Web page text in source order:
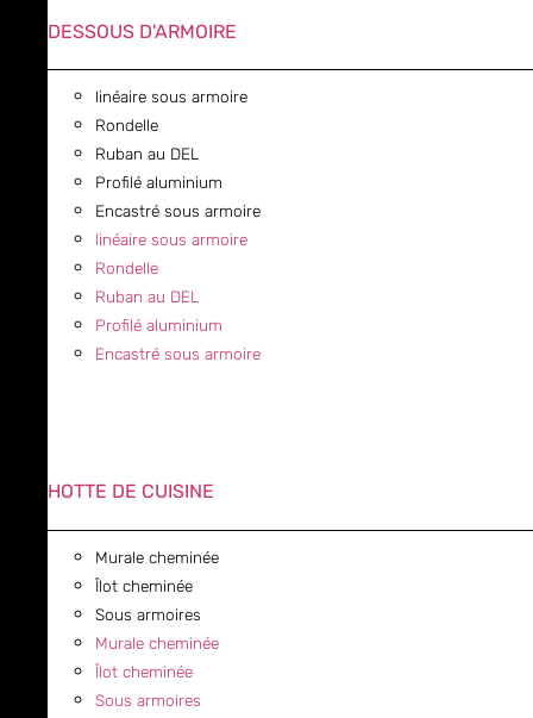
DESSOUS D'ARMOIRE
linéaire sous armoire
Rondelle
Ruban au DEL
Profilé aluminium
Encastré sous armoire
linéaire sous armoire
Rondelle
Ruban au DEL
Profilé aluminium
Encastré sous armoire
HOTTE DE CUISINE
Murale cheminée
Îlot cheminée
Sous armoires
Murale cheminée
Îlot cheminée
Sous armoires